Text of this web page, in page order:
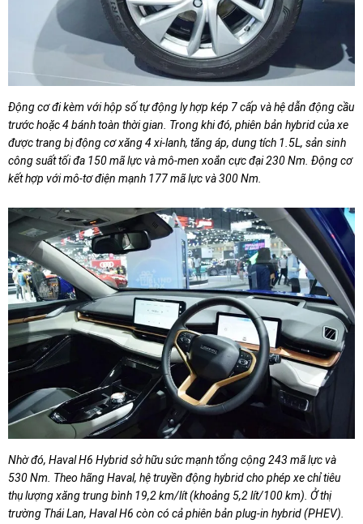
Động cơ đi kèm với hộp số tự động ly hợp kép 7 cấp và hệ dẫn động cầu
trước hoặc 4 bánh toàn thời gian. Trong khi đó, phiên bản hybrid của xe
được trang bị động cơ xăng 4 xi-lanh, tăng áp, dung tích 1.5L, sản sinh
công suất tối đa 150 mã lực và mô-men xoắn cực đại 230 Nm. Động cơ
kết hợp với mô-tơ điện mạnh 177 mã lực và 300 Nm.
Nhờ đó, Haval H6 Hybrid sở hữu sức mạnh tổng cộng 243 mã lực và
530 Nm. Theo hãng Haval, hệ truyền động hybrid cho phép xe chỉ tiêu
thụ lượng xăng trung bình 19,2 km/lít (khoảng 5,2 lít/100 km). Ở thị
trường Thái Lan, Haval H6 còn có cả phiên bản plug-in hybrid (PHEV).